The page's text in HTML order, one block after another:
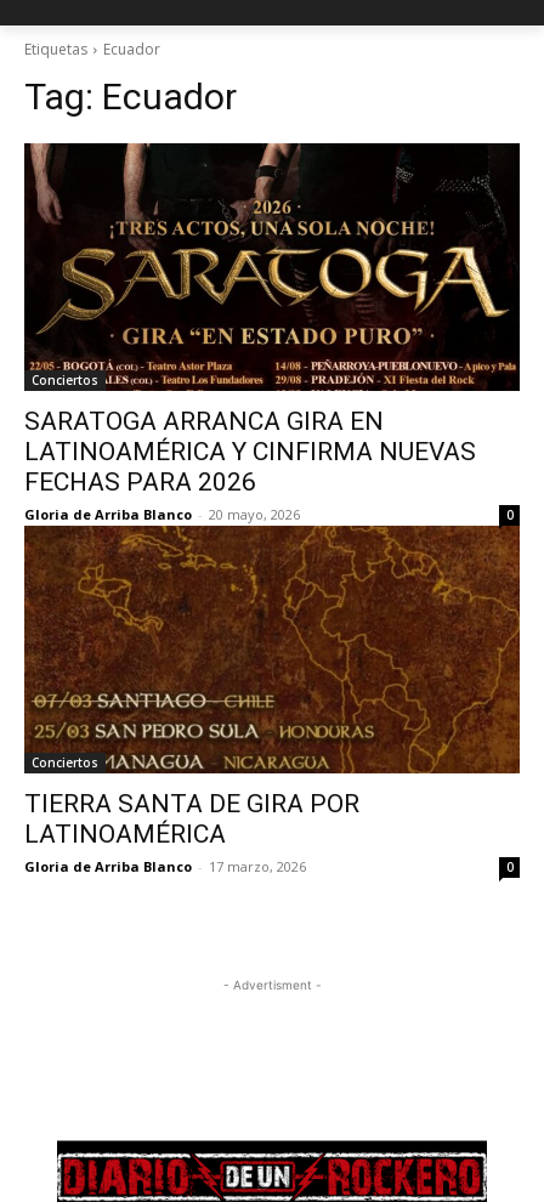
Etiquetas Ecuador
Tag: Ecuador
Conciertos
SARATOGA ARRANCA GIRA EN
LATINOAMÉRICA Y CINFIRMA NUEVAS
FECHAS PARA 2026
Gloria de Arriba Blanco - 20 mayo, 2026 0
Conciertos
TIERRA SANTA DE GIRA POR
LATINOAMÉRICA
Gloria de Arriba Blanco - 17 marzo, 2026 0
- Advertisment -